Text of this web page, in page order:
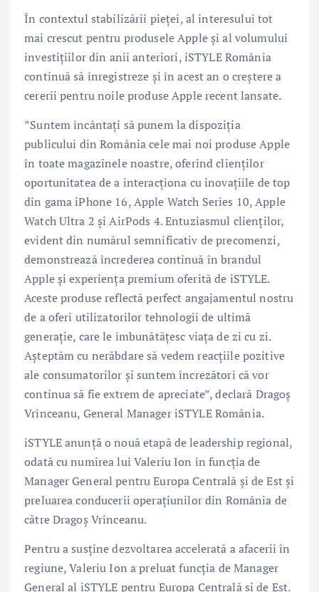
În contextul stabilizării pieței, al interesului tot
mai crescut pentru produsele Apple și al volumului
investițiilor din anii anteriori, iSTYLE România
continuă să înregistreze și în acest an o creștere a
cererii pentru noile produse Apple recent lansate.
”Suntem încântați să punem la dispoziția
publicului din România cele mai noi produse Apple
în toate magazinele noastre, oferind clienților
oportunitatea de a interacționa cu inovațiile de top
din gama iPhone 16, Apple Watch Series 10, Apple
Watch Ultra 2 și AirPods 4. Entuziasmul clienților,
evident din numărul semnificativ de precomenzi,
demonstrează încrederea continuă în brandul
Apple și experiența premium oferită de iSTYLE.
Aceste produse reflectă perfect angajamentul nostru
de a oferi utilizatorilor tehnologii de ultimă
generație, care le îmbunătățesc viața de zi cu zi.
Așteptăm cu nerăbdare să vedem reacțiile pozitive
ale consumatorilor și suntem încrezători că vor
continua să fie extrem de apreciate”, declară Dragoș
Vrînceanu, General Manager iSTYLE România.
iSTYLE anunță o nouă etapă de leadership regional,
odată cu numirea lui Valeriu Ion în funcția de
Manager General pentru Europa Centrală și de Est și
preluarea conducerii operațiunilor din România de
către Dragoș Vrînceanu.
Pentru a susține dezvoltarea accelerată a afacerii în
regiune, Valeriu Ion a preluat funcția de Manager
General al iSTYLE pentru Europa Centrală și de Est.